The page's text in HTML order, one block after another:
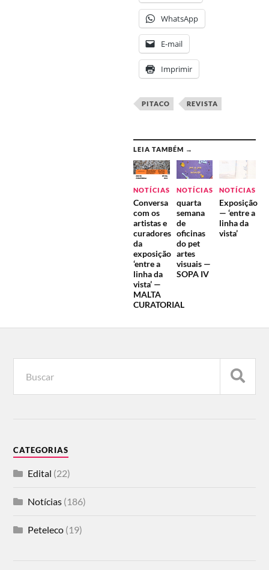
WhatsApp
E-mail
Imprimir
PITACO REVISTA
LEIA TAMBÉM →
NOTÍCIAS
Conversa
com os
artistas e
curadores
da
exposição
‘entre a
linha da
vista’ —
MALTA
CURATORIAL
NOTÍCIAS
quarta
semana
de
oficinas
do pet
artes
visuais —
SOPA IV
NOTÍCIAS
Exposição
— ‘entre a
linha da
vista’
CATEGORIAS
Edital (22)
Notícias (186)
Peteleco (19)